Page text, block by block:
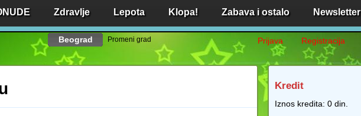
Beograd Promeni grad
Zdravlje Lepota Klopa! Zabava i ostalo Newsletter
Prijava Registracija
Kredit
Iznos kredita: 0 din.